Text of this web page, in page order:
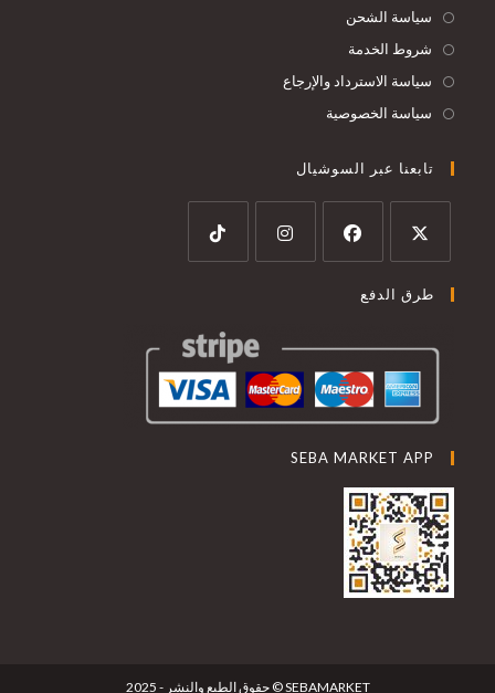
سياسة الشحن
شروط الخدمة
سياسة الاسترداد والإرجاع
سياسة الخصوصية
تابعنا عبر السوشيال
طرق الدفع
SEBA MARKET APP
SEBAMARKET © حقوق الطبع والنشر - 2025